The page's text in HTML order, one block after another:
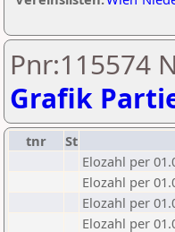
Pnr:115574
Grafik
tnr St
Elozahl per
Elozahl per
Elozahl per
Elozahl per